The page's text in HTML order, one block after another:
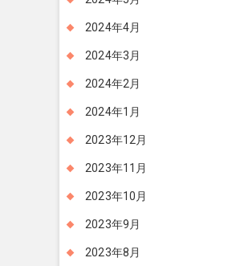
2024年4月
2024年3月
2024年2月
2024年1月
2023年12月
2023年11月
2023年10月
2023年9月
2023年8月